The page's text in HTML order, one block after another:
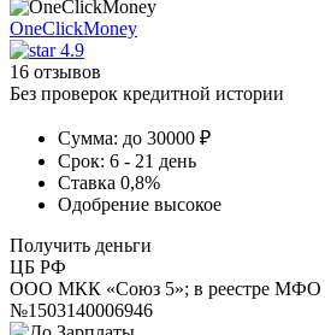
OneClickMoney
4.9
16 отзывов
Без проверок кредитной истории
Сумма: до 30000 ₽
Срок: 6 - 21 день
Ставка 0,8%
Одобрение высокое
Получить деньги
ЦБ РФ
ООО МКК «Союз 5»; в реестре
№1503140006946